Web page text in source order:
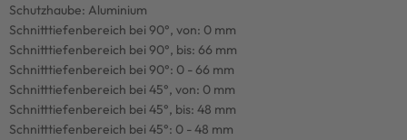
Schutzhaube: Aluminium
Schnitttiefenbereich bei 90°, von: 0 mm
Schnitttiefenbereich bei 90°, bis: 66 mm
Schnitttiefenbereich bei 90°: 0 - 66 mm
Schnitttiefenbereich bei 45°, von: 0 mm
Schnitttiefenbereich bei 45°, bis: 48 mm
Schnitttiefenbereich bei 45°: 0 - 48 mm